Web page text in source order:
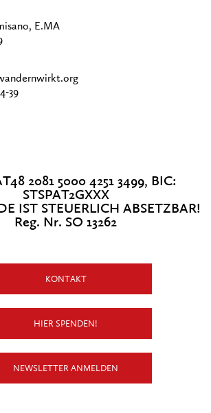
E.MA
39
2081 5000 4251 3499, BIC:
STSPAT2GXXX
IST STEUERLICH ABSETZBAR!
Reg. Nr. SO 13262
KONTAKT
HIER SPENDEN!
NEWSLETTER ANMELDEN